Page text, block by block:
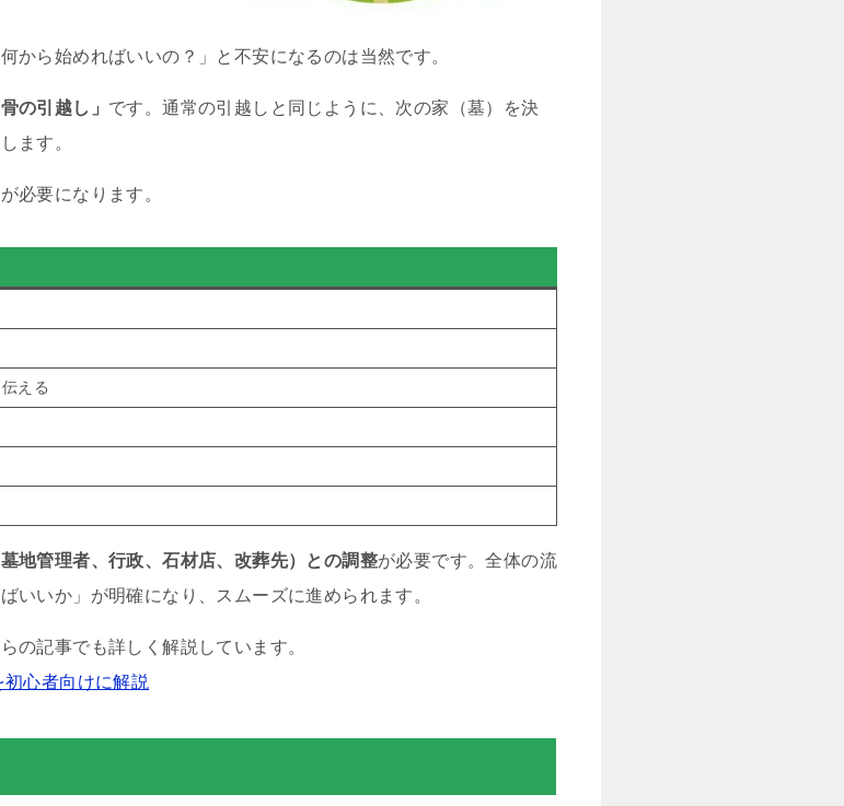
から始めればいいの？」と不安になるのは当然です。
骨の引越し」 です。通常の引越しと同じように、次の家（墓）を決
ます。
必要になります。
える
地管理者、行政、石材店、改葬先）との調整が必要です。全体の流
いいか」が明確になり、スムーズに進められます。
の記事でも詳しく解説しています。
心者向けに解説